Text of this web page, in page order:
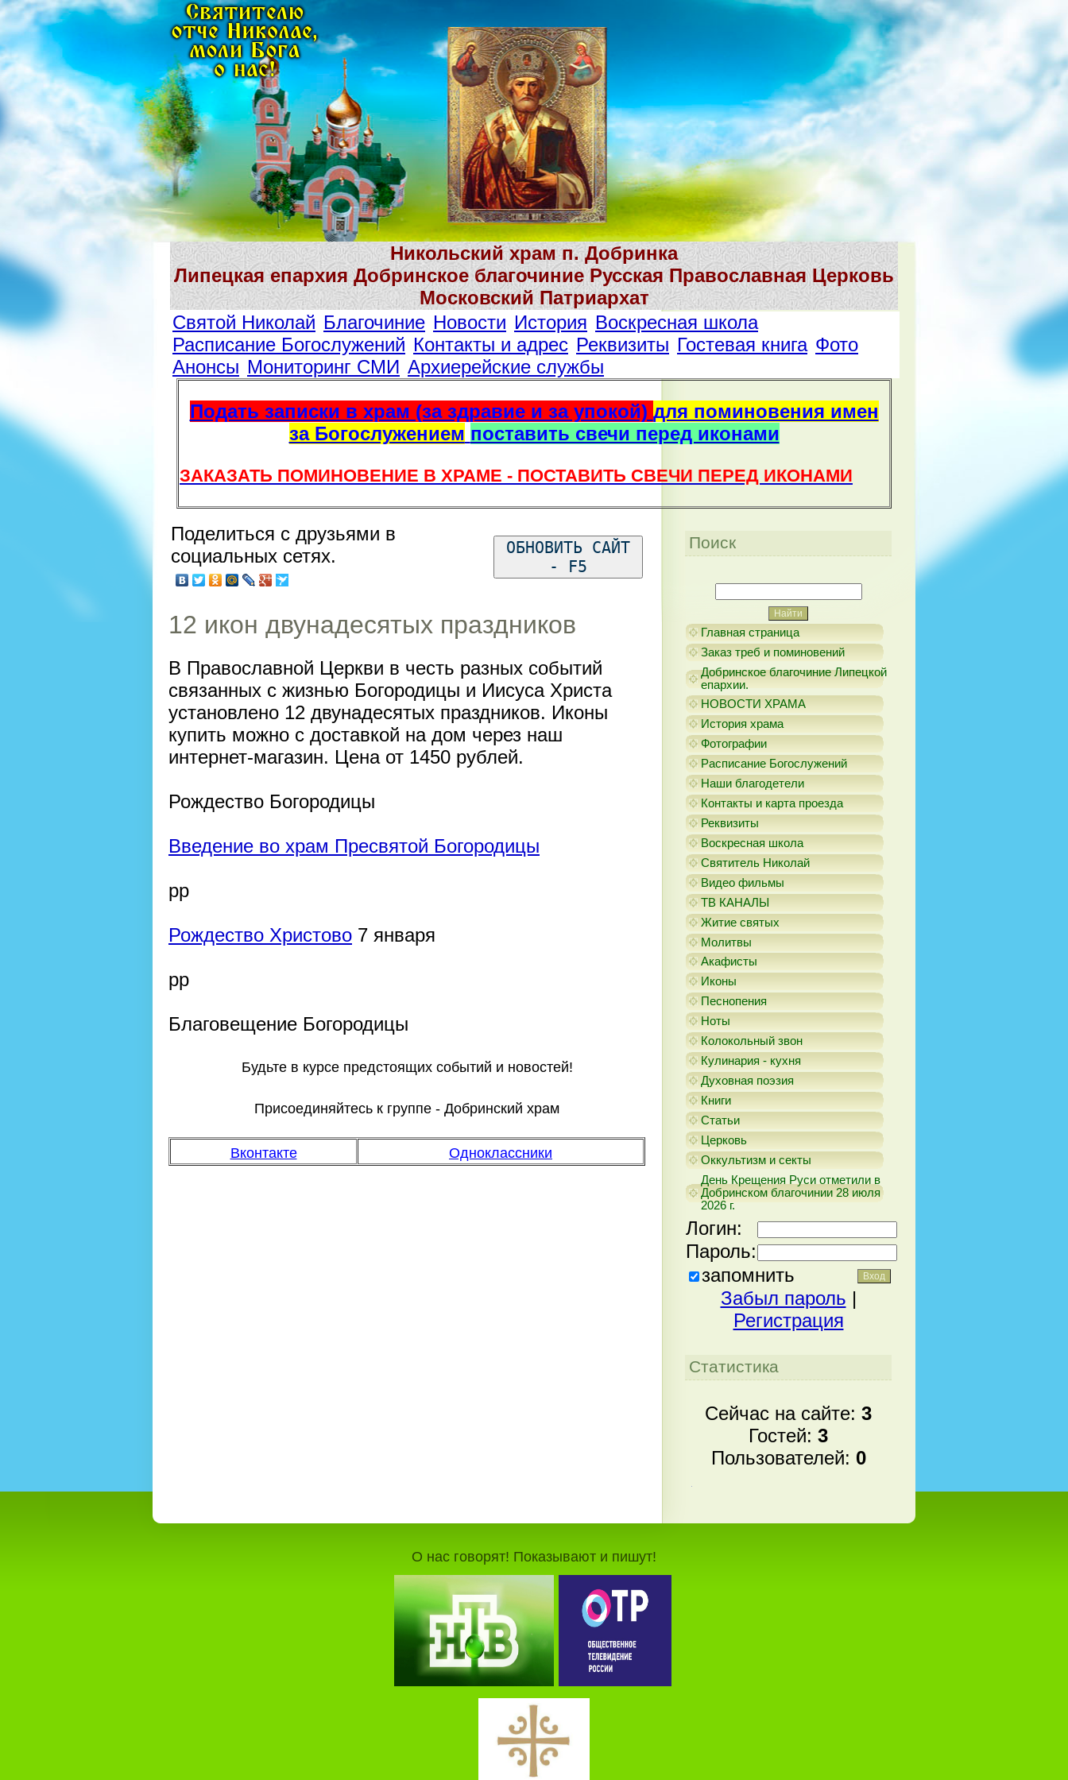
Никольский храм п. Добринка
Липецкая епархия Добринское благочиние Русская Православная Церковь
Московский Патриархат
Святой Николай Благочиние Новости История Воскресная школа
Расписание Богослужений Контакты и адрес Реквизиты Гостевая книга Фото
Анонсы Мониторинг СМИ Архиерейские службы
Подать записки в храм (за здравие и за упокой) для поминовения имен
за Богослужением поставить свечи перед иконами
ЗАКАЗАТЬ ПОМИНОВЕНИЕ В ХРАМЕ - ПОСТАВИТЬ СВЕЧИ ПЕРЕД ИКОНАМИ
Поделиться с друзьями в
социальных сетях.
ОБНОВИТЬ САЙТ
- F5
12 икон двунадесятых праздников
В Православной Церкви в честь разных событий
связанных с жизнью Богородицы и Иисуса Христа
установлено 12 двунадесятых праздников. Иконы
купить можно с доставкой на дом через наш
интернет-магазин. Цена от 1450 рублей.
Рождество Богородицы
Введение во храм Пресвятой Богородицы
рр
Рождество Христово 7 января
рр
Благовещение Богородицы
Будьте в курсе предстоящих событий и новостей!
Присоединяйтесь к группе - Добринский храм
Вконтакте Одноклассники
Поиск
Главная страница
Заказ треб и поминовений
Добринское благочиние Липецкой
епархии.
НОВОСТИ ХРАМА
История храма
Фотографии
Расписание Богослужений
Наши благодетели
Контакты и карта проезда
Реквизиты
Воскресная школа
Святитель Николай
Видео фильмы
ТВ КАНАЛЫ
Житие святых
Молитвы
Акафисты
Иконы
Песнопения
Ноты
Колокольный звон
Кулинария - кухня
Духовная поэзия
Книги
Статьи
Церковь
Оккультизм и секты
День Крещения Руси отметили в
Добринском благочинии 28 июля
2026 г.
Логин:
Пароль:
запомнить
Забыл пароль |
Регистрация
Статистика
Сейчас на сайте: 3
Гостей: 3
Пользователей: 0
О нас говорят! Показывают и пишут!